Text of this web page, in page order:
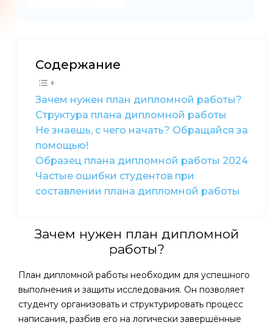
Содержание
Зачем нужен план дипломной работы?
Структура плана дипломной работы
Не знаешь, с чего начать? Обращайся за
помощью!
Образец плана дипломной работы 2024
Частые ошибки студентов при
составлении плана дипломной работы
Зачем нужен план дипломной
работы?
План дипломной работы необходим для успешного
выполнения и защиты исследования. Он позволяет
студенту организовать и структурировать процесс
написания, разбив его на логически завершённые